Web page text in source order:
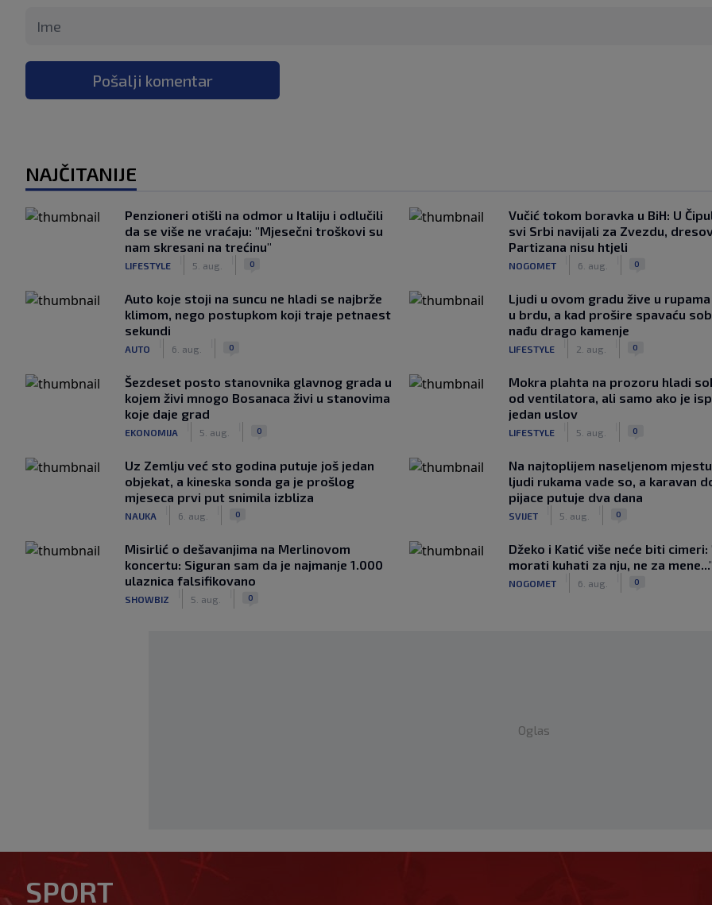
Pošalji komentar
NAJČITANIJE
Penzioneri otišli na odmor u Italiju i odlučili
da se više ne vraćaju: "Mjesečni troškovi su
nam skresani na trećinu"
LIFESTYLE 5. aug. 0
Vučić tokom boravka u BiH: U
svi Srbi navijali za Zvezdu,
Partizana nisu htjeli
NOGOMET 6. aug. 0
Auto koje stoji na suncu ne hladi se najbrže
klimom, nego postupkom koji traje petnaest
sekundi
AUTO 6. aug. 0
Ljudi u ovom gradu žive u
u brdu, a kad prošire spavaću
nađu drago kamenje
LIFESTYLE 2. aug. 0
Šezdeset posto stanovnika glavnog grada u
kojem živi mnogo Bosanaca živi u stanovima
koje daje grad
EKONOMIJA 5. aug. 0
Mokra plahta na prozoru hladi
od ventilatora, ali samo ako je
jedan uslov
LIFESTYLE 5. aug. 0
Uz Zemlju već sto godina putuje još jedan
objekat, a kineska sonda ga je prošlog
mjeseca prvi put snimila izbliza
NAUKA 6. aug. 0
Na najtoplijem naseljenom
ljudi rukama vade so, a karavan
pijace putuje dva dana
SVIJET 5. aug. 0
Misirlić o dešavanjima na Merlinovom
koncertu: Siguran sam da je najmanje 1.000
ulaznica falsifikovano
SHOWBIZ 5. aug. 0
Džeko i Katić više neće biti cimeri:
morati kuhati za nju, ne za mene..."
NOGOMET 6. aug. 0
Oglas
SPORT
predsjedniku